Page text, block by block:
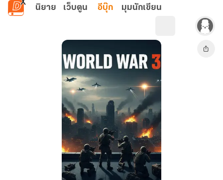
ข้ามไปยังเนื้อหาหลัก
นิยาย เว็บตูน อีบุ๊ก มุมนักเขียน